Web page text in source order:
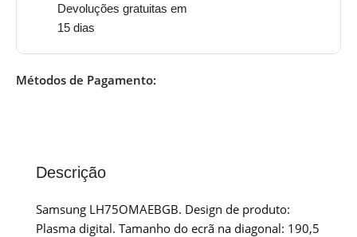
Devoluções gratuitas em
15 dias
Métodos de Pagamento:
Descrição
Samsung LH75OMAEBGB. Design de produto:
Plasma digital. Tamanho do ecrã na diagonal: 190,5